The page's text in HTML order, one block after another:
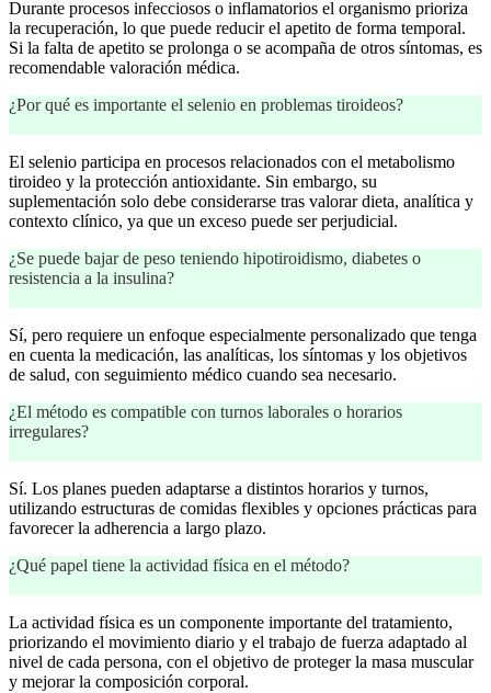
Durante procesos infecciosos o inflamatorios el organismo prioriza
la recuperación, lo que puede reducir el apetito de forma temporal.
Si la falta de apetito se prolonga o se acompaña de otros síntomas, es
recomendable valoración médica.
¿Por qué es importante el selenio en problemas tiroideos?
El selenio participa en procesos relacionados con el metabolismo
tiroideo y la protección antioxidante. Sin embargo, su
suplementación solo debe considerarse tras valorar dieta, analítica y
contexto clínico, ya que un exceso puede ser perjudicial.
¿Se puede bajar de peso teniendo hipotiroidismo, diabetes o
resistencia a la insulina?
Sí, pero requiere un enfoque especialmente personalizado que tenga
en cuenta la medicación, las analíticas, los síntomas y los objetivos
de salud, con seguimiento médico cuando sea necesario.
¿El método es compatible con turnos laborales o horarios
irregulares?
Sí. Los planes pueden adaptarse a distintos horarios y turnos,
utilizando estructuras de comidas flexibles y opciones prácticas para
favorecer la adherencia a largo plazo.
¿Qué papel tiene la actividad física en el método?
La actividad física es un componente importante del tratamiento,
priorizando el movimiento diario y el trabajo de fuerza adaptado al
nivel de cada persona, con el objetivo de proteger la masa muscular
y mejorar la composición corporal.